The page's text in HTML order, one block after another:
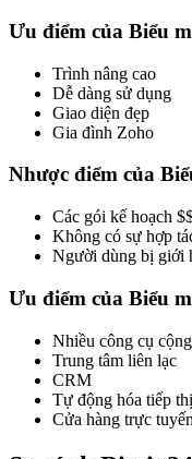
Ưu điểm của Biểu
Trình nâng cao
Dễ dàng sử dụng
Giao diện đẹp
Gia đình Zoho
Nhược điểm của
Các gói kế hoạch
Không có sự hợp
Người dùng bị giới
Ưu điểm của Biểu
Nhiều công cụ
Trung tâm liên lạc
CRM
Tự động hóa tiếp thị
Cửa hàng trực tuyến